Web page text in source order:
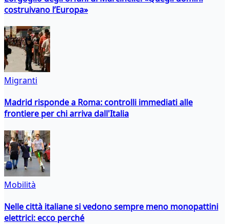
costruivano l’Europa»
Migranti
Madrid risponde a Roma: controlli immediati alle
frontiere per chi arriva dall'Italia
Mobilità
Nelle città italiane si vedono sempre meno monopattini
elettrici: ecco perché